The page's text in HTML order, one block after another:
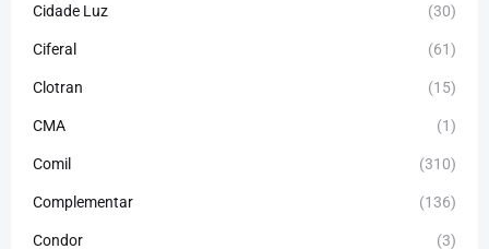
Cidade Luz (30)
Ciferal (61)
Clotran (15)
CMA (1)
Comil (310)
Complementar (136)
Condor (3)